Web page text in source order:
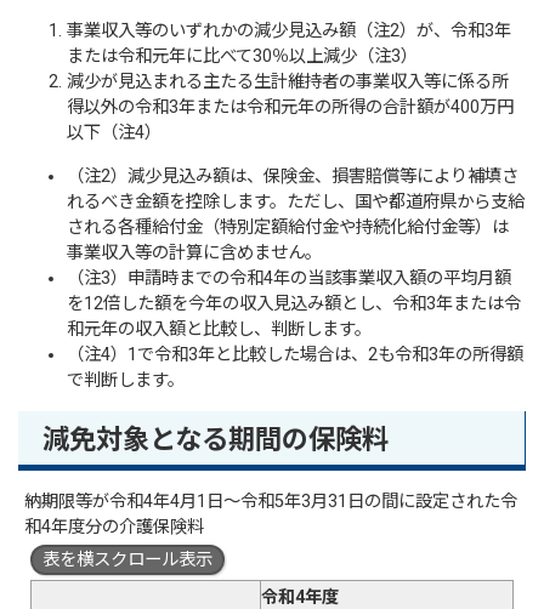
事業収入等のいずれかの減少見込み額（注2）が、令和3年
または令和元年に比べて30％以上減少（注3）
減少が見込まれる主たる生計維持者の事業収入等に係る所
得以外の令和3年または令和元年の所得の合計額が400万円
以下（注4）
（注2）減少見込み額は、保険金、損害賠償等により補填さ
れるべき金額を控除します。ただし、国や都道府県から支給
される各種給付金（特別定額給付金や持続化給付金等）は
事業収入等の計算に含めません。
（注3）申請時までの令和4年の当該事業収入額の平均月額
を12倍した額を今年の収入見込み額とし、令和3年または令
和元年の収入額と比較し、判断します。
（注4）1で令和3年と比較した場合は、2も令和3年の所得額
で判断します。
減免対象となる期間の保険料
納期限等が令和4年4月1日～令和5年3月31日の間に設定された令
和4年度分の介護保険料
表を横スクロール表示
令和4年度